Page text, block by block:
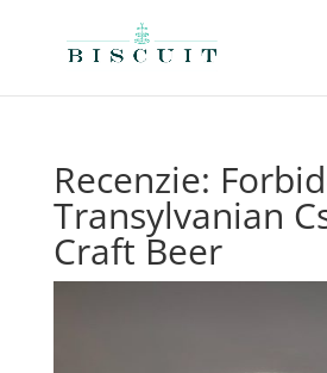
Recenzie:
Transylvanian
Craft Beer